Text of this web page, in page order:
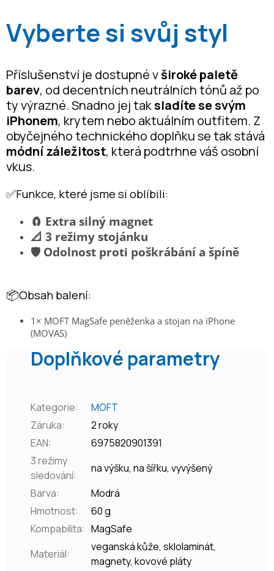
Vyberte si svůj styl
Příslušenství je dostupné vširoké paletě
barev, od decentních neutrálních tónů až po
ty výrazné. Snadno jej taksladíte se svým
iPhonem, krytem nebo aktuálním outfitem. Z
obyčejného technického doplňku se tak stává
módní záležitost, která podtrhne váš osobní
vkus.
✅Funkce, které jsme si oblíbili:
🧲 Extra silný magnet
📐 3 režimy stojánku
🛡️ Odolnost proti poškrábání a špíně
📦Obsah balení:
1× MOFT MagSafe peněženka a stojan na iPhone
(MOVAS)
Doplňkové parametry
Kategorie:
MOFT
Záruka:
2 roky
EAN:
6975820901391
3 režimy
sledování:
na výšku, na šířku, vyvýšený
Barva:
Modrá
Hmotnost:
60 g
Kompabilita: MagSafe
Materiál:
veganská kůže, sklolaminát,
magnety, kovové pláty